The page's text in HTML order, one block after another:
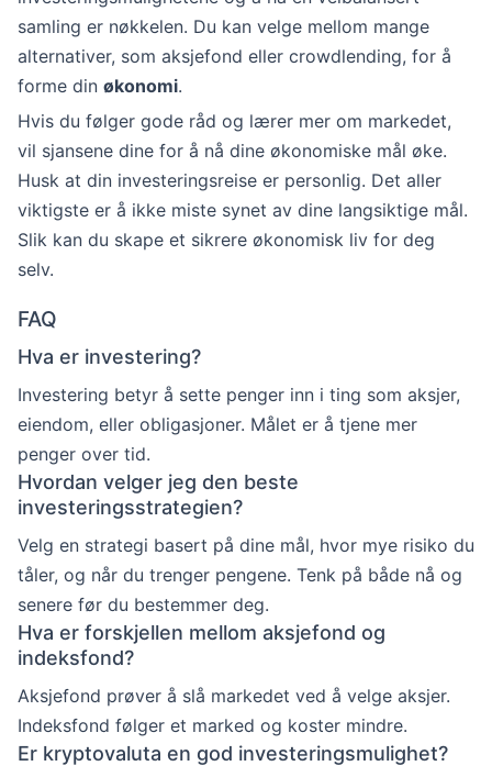
samling er nøkkelen. Du kan velge mellom mange
alternativer, som aksjefond eller crowdlending, for å
forme din økonomi.
Hvis du følger gode råd og lærer mer om markedet,
vil sjansene dine for å nå dine økonomiske mål øke.
Husk at din investeringsreise er personlig. Det aller
viktigste er å ikke miste synet av dine langsiktige mål.
Slik kan du skape et sikrere økonomisk liv for deg
selv.
FAQ
Hva er investering?
Investering betyr å sette penger inn i ting som aksjer,
eiendom, eller obligasjoner. Målet er å tjene mer
penger over tid.
Hvordan velger jeg den beste
investeringsstrategien?
Velg en strategi basert på dine mål, hvor mye risiko du
tåler, og når du trenger pengene. Tenk på både nå og
senere før du bestemmer deg.
Hva er forskjellen mellom aksjefond og
indeksfond?
Aksjefond prøver å slå markedet ved å velge aksjer.
Indeksfond følger et marked og koster mindre.
Er kryptovaluta en god investeringsmulighet?